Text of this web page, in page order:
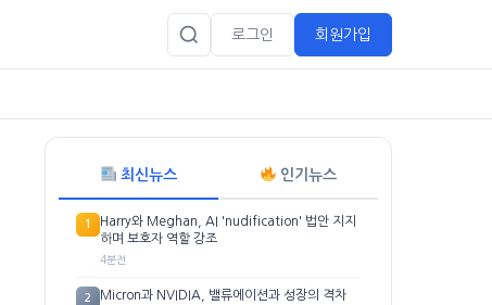
로그인 회원가입
최신뉴스 인기뉴스
1
Harry와 Meghan, AI 'nudification' 법안 지지
하며 보호자 역할 강조
4분전
2 Micron과 NVIDIA, 밸류에이션과 성장의 격차